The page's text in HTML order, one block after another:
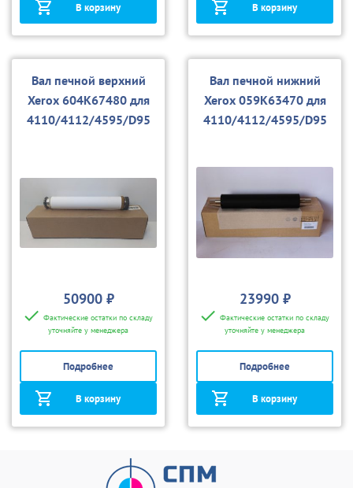
В корзину В корзину
Вал печной верхний
Xerox 604K67480 для
4110/4112/4595/D95
50900 ₽
Фактические остатки по складу
уточняйте у менеджера
Подробнее
В корзину
Вал печной нижний
Xerox 059K63470 для
4110/4112/4595/D95
23990 ₽
Фактические остатки по складу
уточняйте у менеджера
Подробнее
В корзину